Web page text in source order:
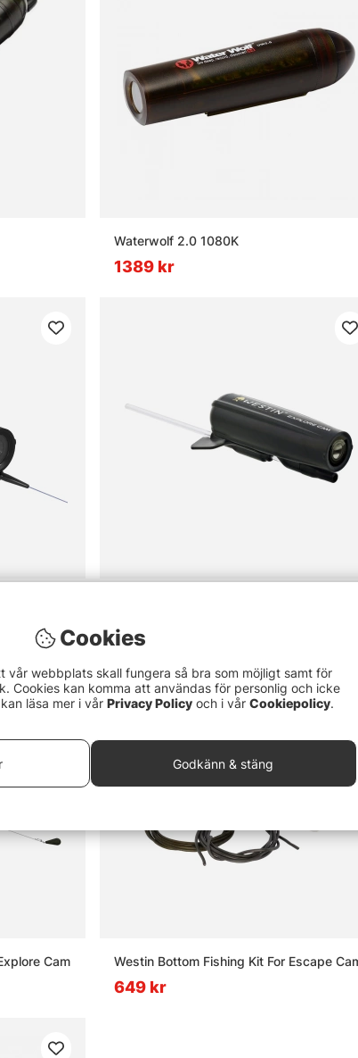
Waterwolf 2.0 1080K
1389 kr
1899 kr
Cam Westin Bottom Fishing Kit For Escape
649 kr
Cookies
vår webbplats skall fungera så bra som möjligt samt för
Cookies kan komma att användas för personlig och icke
läsa mer i vår Privacy Policy och i vår Cookiepolicy.
Godkänn & stäng